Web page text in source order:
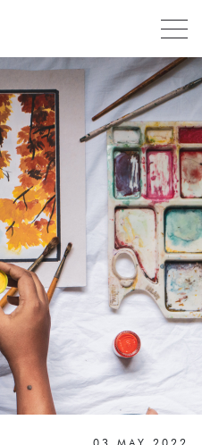
03 MAY 2022